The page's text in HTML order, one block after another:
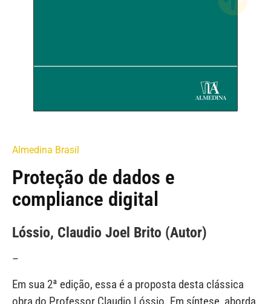
Almedina Brasil
Proteção de dados e
compliance digital
Lóssio, Claudio Joel Brito (Autor)
–
Em sua 2ª edição, essa é a proposta desta clássica